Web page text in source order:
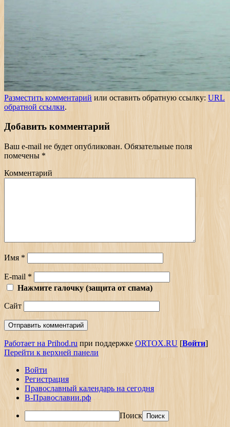
Разместить комментарий или оставить обратную ссылку: URL
обратной ссылки.
Добавить комментарий
Ваш e-mail не будет опубликован. Обязательные поля
помечены *
Комментарий
Имя *
E-mail *
Нажмите галочку (защита от спама)
Сайт
Работает на Prihod.ru при поддержке ORTOX.RU [Войти]
Перейти к верхней панели
Войти
Регистрация
Православный календарь на сегодня
В-Православии.рф
Поиск